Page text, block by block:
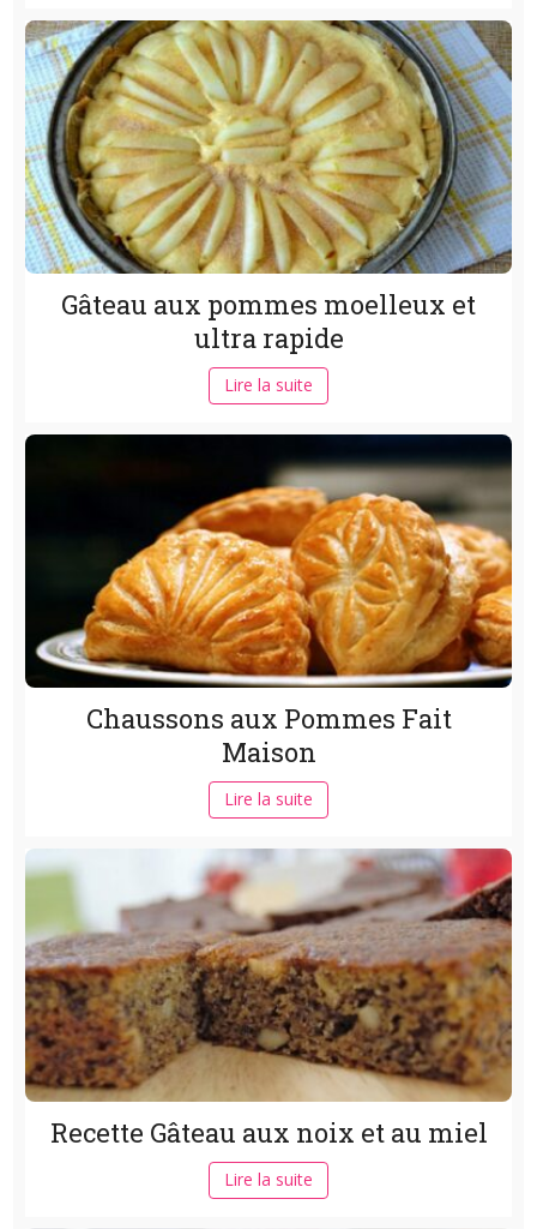
Gâteau aux pommes moelleux et
ultra rapide
Lire la suite
Chaussons aux Pommes Fait
Maison
Lire la suite
Recette Gâteau aux noix et au miel
Lire la suite